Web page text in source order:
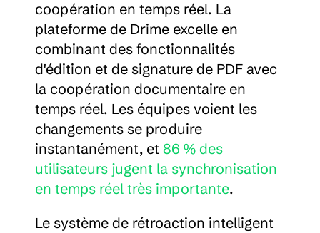
coopération en temps réel. La
plateforme de Drime excelle en
combinant des fonctionnalités
d'édition et de signature de PDF avec
la coopération documentaire en
temps réel. Les équipes voient les
changements se produire
instantanément, et 86 % des
utilisateurs jugent la synchronisation
en temps réel très importante.
Le système de rétroaction intelligent